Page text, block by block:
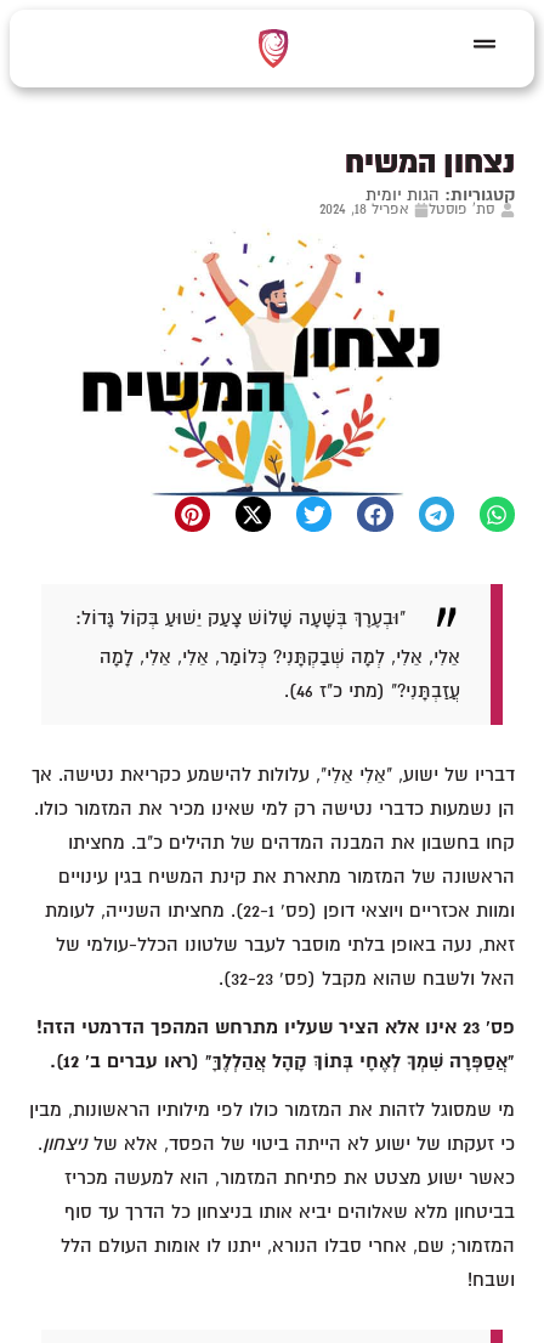
נצחון המשיח
קטגוריות: הגות יומית
סת' פוסטל אפריל 18, 2024
"וּבְעֶרֶךְ בְּשָׁעָה שָׁלוֹשׁ צָעַק יֵשׁוּעַ בְּקוֹל גָּדוֹל:
אֵלִי, אֵלִי, לְמָה שְׁבַקְתָּנִי? כְּלוֹמַר, אֵלִי, אֵלִי, לָמָה
עֲזַבְתָּנִי?" (מתי כ"ז 46).
דבריו של ישוע, "אֵלִי אֵלִי", עלולות להישמע כקריאת נטישה. אך
הן נשמעות כדברי נטישה רק למי שאינו מכיר את המזמור כולו.
קחו בחשבון את המבנה המדהים של תהילים כ"ב. מחציתו
הראשונה של המזמור מתארת את קינת המשיח בגין עינויים
ומוות אכזריים ויוצאי דופן (פס' 22-1). מחציתו השנייה, לעומת
זאת, נעה באופן בלתי מוסבר לעבר שלטונו הכלל-עולמי של
האל ולשבח שהוא מקבל (פס' 32-23).
פס' 23 אינו אלא הציר שעליו מתרחש המהפך הדרמטי הזה!
"אֲסַפְּרָה שִׁמְךָ לְאֶחָי בְּתוֹךְ קָהָל אֲהַלְלֶךָּ" (ראו עברים ב' 12).
מי שמסוגל לזהות את המזמור כולו לפי מילותיו הראשונות, מבין
כי זעקתו של ישוע לא הייתה ביטוי של הפסד, אלא שלניצחון.
כאשר ישוע מצטט את פתיחת המזמור, הוא למעשה מכריז
בביטחון מלא שאלוהים יביא אותו בניצחון כל הדרך עד סוף
המזמור; שם, אחרי סבלו הנורא, ייתנו לו אומות העולם הלל
ושבח!